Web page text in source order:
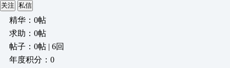
关注 私信
精华：0帖
求助：0帖
帖子：0帖 | 6回
年度积分：0